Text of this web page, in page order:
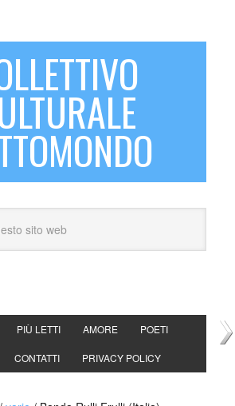
PIÙ LETTI AMORE POETI
CONTATTI PRIVACY POLICY